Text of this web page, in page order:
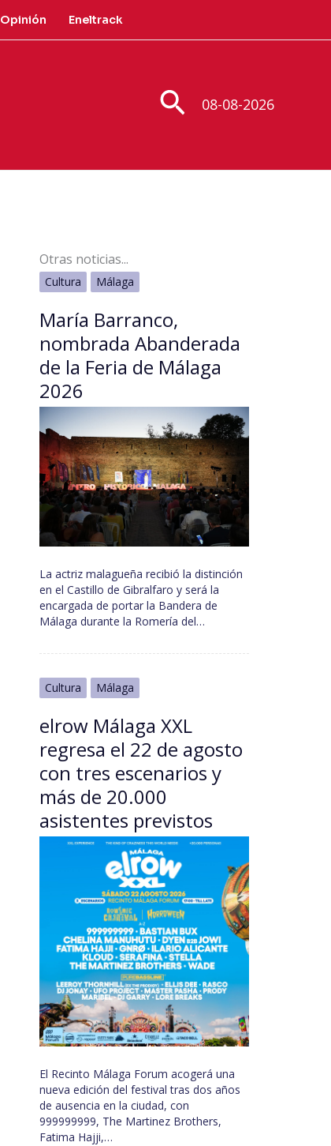
Opinión Eneltrack
Buscar
08-08-2026
Otras noticias...
Cultura Málaga
María Barranco,
nombrada Abanderada
de la Feria de Málaga
2026
La actriz malagueña recibió la distinción
en el Castillo de Gibralfaro y será la
encargada de portar la Bandera de
Málaga durante la Romería del…
Cultura Málaga
elrow Málaga XXL
regresa el 22 de agosto
con tres escenarios y
más de 20.000
asistentes previstos
El Recinto Málaga Forum acogerá una
nueva edición del festival tras dos años
de ausencia en la ciudad, con
999999999, The Martinez Brothers,
Fatima Hajji,…